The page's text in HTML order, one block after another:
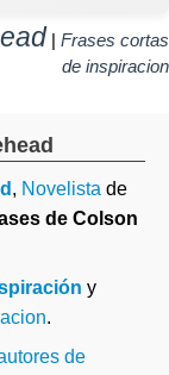
| Frases cortas
de inspiracion
, Novelista de
de Colson
y
.
de